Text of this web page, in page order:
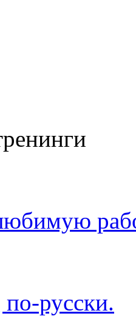
русски.